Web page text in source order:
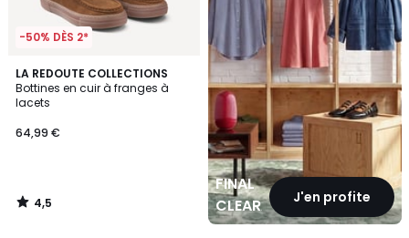
-50% DÈS 2*
LA REDOUTE COLLECTIONS
Bottines en cuir à franges à
lacets
64,99 €
4,5
/ 5
4,5
/
FINAL
CLEARANCEJ'en profite